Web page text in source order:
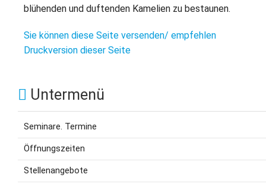
blühenden und duftenden Kamelien zu bestaunen.
Sie können diese Seite versenden/ empfehlen
Druckversion dieser Seite
Untermenü
Seminare. Termine
Öffnungszeiten
Stellenangebote